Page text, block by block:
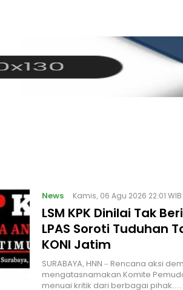
News Kamis, 06 Agu 2026 22:01 WIB
LSM KPK Dinilai Tak
LPAS Soroti Tuduhan
KONI Jatim
SURABAYA, HNN – Rencana aksi
mengatasnamakan Komite
menuai kritik dari berbagai pihak.…